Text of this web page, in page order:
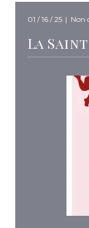
01 / 16 / 25 | Non
La